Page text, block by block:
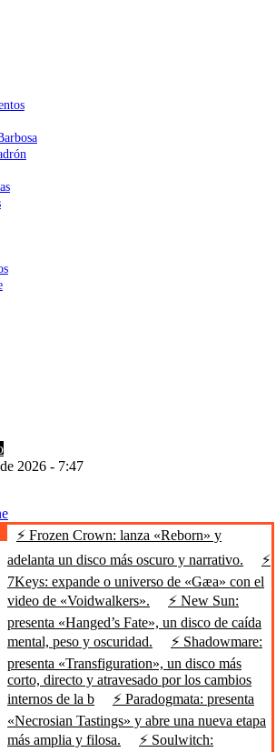
2026 - 7:47
⚡ Frozen Crown: lanza «Reborn» y
adelanta un disco más oscuro y narrativo.
⚡
7Keys: expande o universo de «Gæa» con el
video de «Voidwalkers».
⚡ New Sun:
presenta «Hanged’s Fate», un disco de caída
mental, peso y oscuridad.
⚡ Shadowmare:
presenta «Transfiguration», un disco más
corto, directo y atravesado por los cambios
internos de la b
⚡ Paradogmata: presenta
«Necrosian Tastings» y abre una nueva etapa
más amplia y filosa.
⚡ Soulwitch: